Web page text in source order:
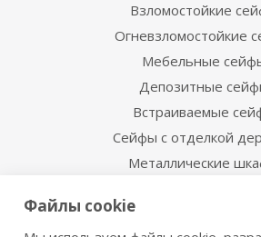
Взломостойкие
Огневзломостойкие
Мебельные
Депозитные
Встраиваемые
Сейфы с отделкой
Металлические
Металлические
Файлы cookie